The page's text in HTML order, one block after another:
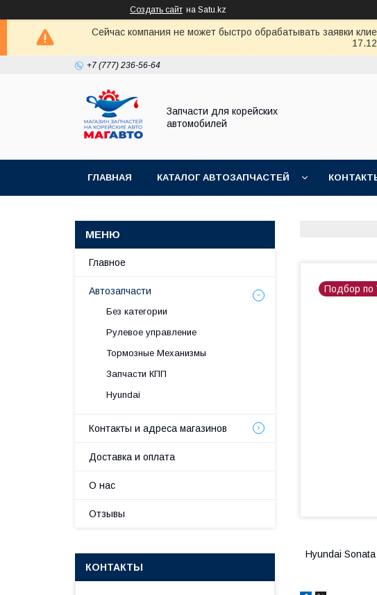
Создать сайт на Satu.kz
Сейчас компания не может быстро обрабатывать заявки
+7 (777) 236-56-64
Запчасти для корейских
автомобилей
ГЛАВНАЯ КАТАЛОГ АВТОЗАПЧАСТЕЙ
Подбор по
Hyundai
Главное
Автозапчасти
Без категории
Рулевое управление
Тормозные Механизмы
Запчасти КПП
Hyundai
Контакты и адреса магазинов
Доставка и оплата
О нас
Отзывы
КОНТАКТЫ